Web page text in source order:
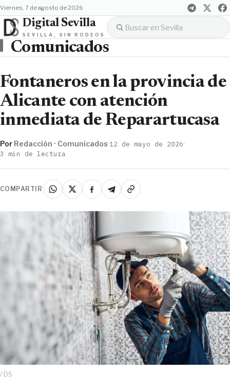
viernes, 7 de agosto de 2026
Digital Sevilla
SEVILLA, SIN RODEOS
Comunicados
Fontaneros en la provincia de
Alicante con atención
inmediata de Reparartucasa
Por Redacción · Comunicados·12 de mayo de 2026·
3 min de lectura
COMPARTIR
/ DS